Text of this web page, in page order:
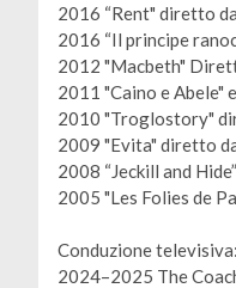
2016 “Rent" diretto
2016 “Il principe
2012 "Macbeth"
2011 "Caino e Abele"
2010 "Troglostory"
2009 "Evita" diretto
2008 “Jeckill and
2005 "Les Folies de
Conduzione televisiva:
2024–2025 The